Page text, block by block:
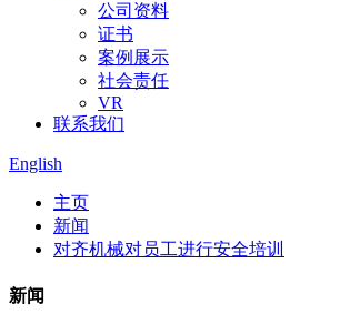
公司资料
证书
案例展示
社会责任
VR
联系我们
English
主页
新闻
对齐机械对员工进行安全培训
新闻